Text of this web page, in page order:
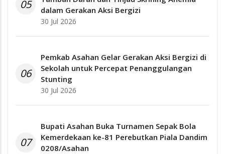
05
dalam Gerakan Aksi Bergizi
30 Jul 2026
06
Pemkab Asahan Gelar Gerakan Aksi Bergizi di
Sekolah untuk Percepat Penanggulangan
Stunting
30 Jul 2026
07
Bupati Asahan Buka Turnamen Sepak Bola
Kemerdekaan ke-81 Perebutkan Piala Dandim
0208/Asahan